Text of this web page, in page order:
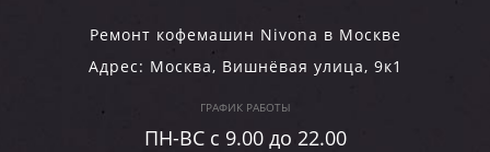
Ремонт кофемашин Nivona в Москве
Адрес: Москва, Вишнёвая улица, 9к1
ГРАФИК РАБОТЫ
ПН-ВC c 9.00 до 22.00